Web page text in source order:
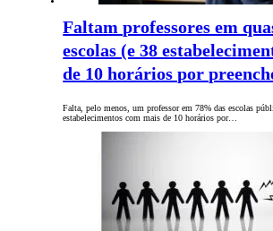
Faltam professores em
escolas (e 38
de 10 horários por
Falta, pelo menos, um professor em 78% das escolas
estabelecimentos com mais de 10 horários por…